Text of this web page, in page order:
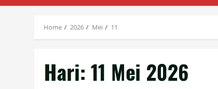
Home 2026 Mei 11
Hari: 11 Mei 2026